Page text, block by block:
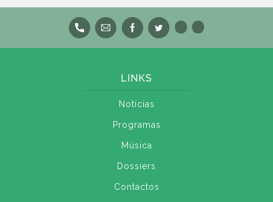
LINKS
Notícias
Programas
Música
Dossiers
Contactos